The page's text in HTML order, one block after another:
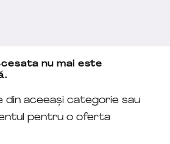
nu mai este
din aceeași categorie sau
pentru o oferta